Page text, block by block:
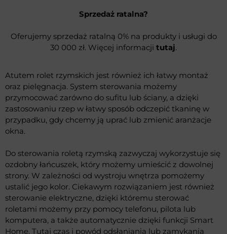
Sprzedaż ratalna?
Oferujemy sprzedaż ratalną 0% na produkty i usługi do
30 000 zł. Więcej informacji tutaj.
Atutem rolet rzymskich jest również ich łatwy montaż
oraz pielęgnacja. System sterowania możemy
przymocować zarówno do sufitu lub ściany, a dzięki
zastosowaniu rzep w łatwy sposób odczepić tkaninę w
przypadku, gdy chcemy ją uprać lub zmienić aranżacje
okna.
Do sterowania roletą rzymską zazwyczaj wykorzystuje się
ozdobny łańcuszek, który możemy umieścić z dowolnej
strony. W zależności od wystroju wnętrza pomożemy
ustalić jego kolor. Ciekawym rozwiązaniem jest również
sterowanie elektryczne, dzięki któremu sterować
roletami możemy przy pomocy telefonu, pilota lub
komputera, a także automatycznie dzięki funkcji Smart
Home. Tutaj czas i powód odsłaniania lub zamykania